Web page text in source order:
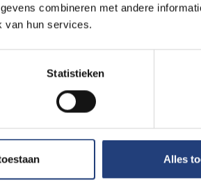
combineren met andere
van hun services.
Statistieken
Alles
opleidingen